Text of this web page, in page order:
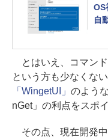
OS
自
とはいえ、コマン
という方も少なくな
「WingetUI」 のよう
nGet」の利点をスポ
その点、現在開発